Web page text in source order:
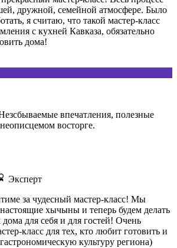
дружной, семейной атмосфере. Было
я считаю, что такой мастер-класс
с кухней Кавказа, обязательно
дома!
впечатления, полезные
восторге.
Эксперт
за чудесный мастер-класс! Мы
хычыны и теперь будем делать
для себя и для гостей! Очень
класс для тех, кто любит готовить и
культуру региона)